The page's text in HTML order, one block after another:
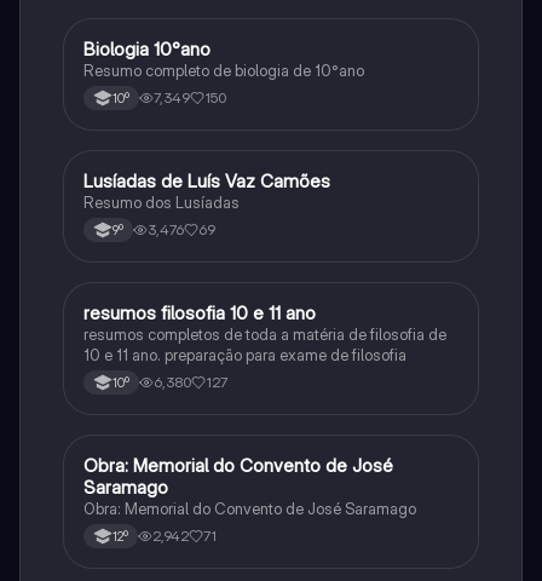
Biologia
Biologia 10°ano
Resumo completo de biologia de 10°ano
10º 7,349 150
Português
Lusíadas de Luís Vaz Camões
Resumo dos Lusíadas
9º 3,476 69
Filosofia
resumos filosofia 10 e 11 ano
resumos completos de toda a matéria de filosofia de
10 e 11 ano. preparação para exame de filosofia
10º 6,380 127
Português
Obra: Memorial do Convento de José
Saramago
Obra: Memorial do Convento de José Saramago
12º 2,942 71